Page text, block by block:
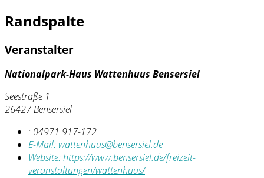
Randspalte
Veranstalter
Nationalpark-Haus Wattenhuus Bensersiel
Seestraße 1
26427 Bensersiel
: 04971 917-172
E-Mail: wattenhuus@bensersiel.de
Website:https://www.bensersiel.de/freizeit-
veranstaltungen/wattenhuus/